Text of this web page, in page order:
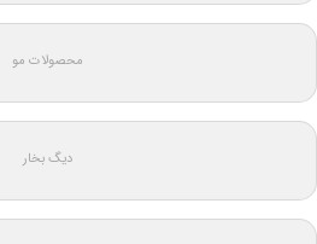
محصولات مو
دیگ بخار